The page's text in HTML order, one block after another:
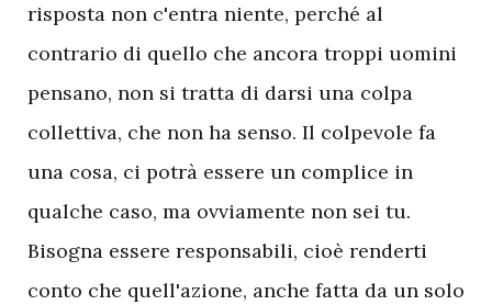
risposta non c'entra niente, perché al
contrario di quello che ancora troppi uomini
pensano, non si tratta di darsi una colpa
collettiva, che non ha senso. Il colpevole fa
una cosa, ci potrà essere un complice in
qualche caso, ma ovviamente non sei tu.
Bisogna essere responsabili, cioè renderti
conto che quell'azione, anche fatta da un solo